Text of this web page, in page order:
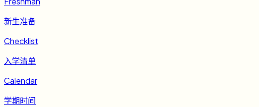
新生准备
Checklist
入学清单
Calendar
学期时间